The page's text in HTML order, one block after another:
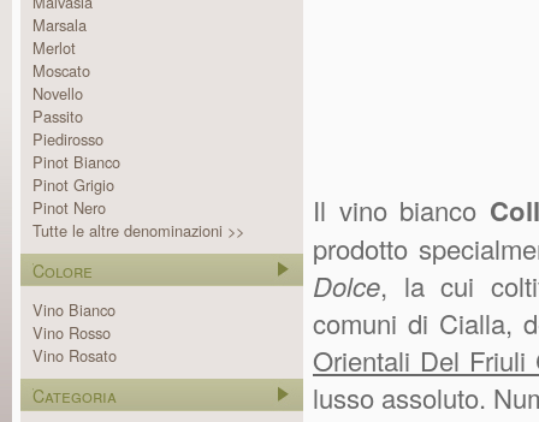
Marsala
Merlot
Moscato
Novello
Passito
Piedirosso
Pinot Bianco
Pinot Grigio
Pinot Nero
Tutte le altre denominazioni >>
Colore
Vino Bianco
Vino Rosso
Vino Rosato
Categoria
Il vino bianco
prodotto
Dolce, la cui
comuni di Cialla,
Orientali Del
lusso assoluto.